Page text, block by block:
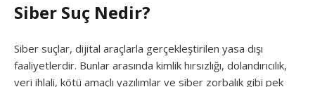
Siber Suç Nedir?
Siber suçlar, dijital araçlarla gerçekleştirilen yasa dışı
faaliyetlerdir. Bunlar arasında kimlik hırsızlığı, dolandırıcılık,
veri ihlali, kötü amaçlı yazılımlar ve siber zorbalık gibi pek